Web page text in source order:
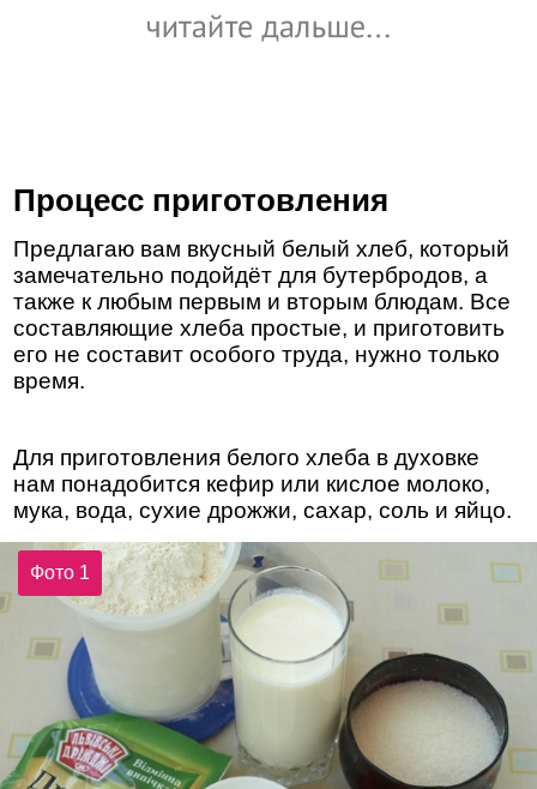
Процесс приготовления
Предлагаю вам вкусный белый хлеб, который
замечательно подойдёт для бутербродов, а
также к любым первым и вторым блюдам. Все
составляющие хлеба простые, и приготовить
его не составит особого труда, нужно только
время.
Для приготовления белого хлеба в духовке
нам понадобится кефир или кислое молоко,
мука, вода, сухие дрожжи, сахар, соль и яйцо.
Фото 1